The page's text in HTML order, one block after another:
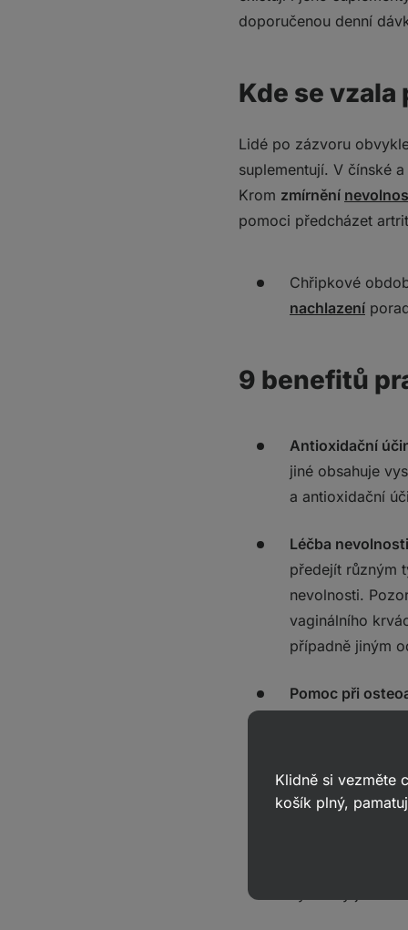
doporučenou denní
Kde se
Lidé po zázvoru
suplementují. V čínské
Krom zmírnění
pomoci předcházet
Chřipkové
nachlazení
9 benefitů
Antioxidační
jiné obsahuje
a antioxidační
Léčba
předejít různým
nevolnosti.
vaginálního
případně jiným
Pomoc při
pomoci snížit
Regulace
(denně)
Klidně si vezměte
košík plný,